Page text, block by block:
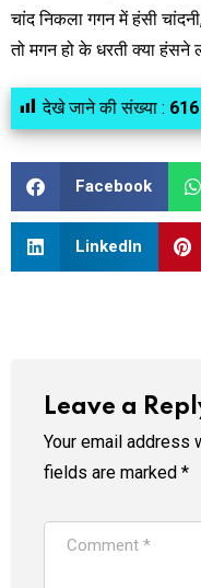
चांद निकला गगन में हंसी
तो मगन हो के धरती क्या हंसने
देखे जाने की संख्या : 616
Facebook
LinkedIn
Leave a
Your email address
fields are marked *